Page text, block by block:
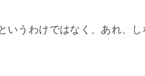
いうわけではなく、あれ、